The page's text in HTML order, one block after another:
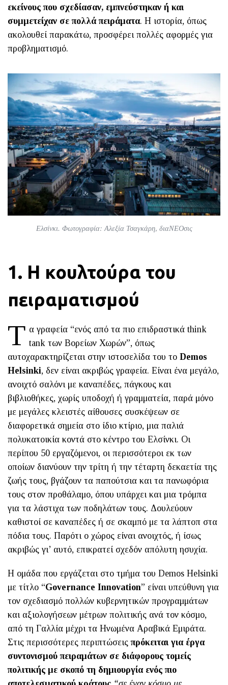
εκείνους που σχεδίασαν, εμπνεύστηκαν ή και
συμμετείχαν σε πολλά πειράματα. Η ιστορία, όπως
ακολουθεί παρακάτω, προσφέρει πολλές αφορμές για
προβληματισμό.
Ελσίνκι. Φωτογραφία: Αλεξία Τσαγκάρη, διαΝΕΟσις
1. Η κουλτούρα του
πειραματισμού
Τ α γραφεία “ενός από τα πιο επιδραστικά think
tank των Βορείων Χωρών”, όπως
αυτοχαρακτηρίζεται στην ιστοσελίδα του το Demos
Helsinki, δεν είναι ακριβώς γραφεία. Είναι ένα μεγάλο,
ανοιχτό σαλόνι με καναπέδες, πάγκους και
βιβλιοθήκες, χωρίς υποδοχή ή γραμματεία, παρά μόνο
με μεγάλες κλειστές αίθουσες συσκέψεων σε
διαφορετικά σημεία στο ίδιο κτίριο, μια παλιά
πολυκατοικία κοντά στο κέντρο του Ελσίνκι. Οι
περίπου 50 εργαζόμενοι, οι περισσότεροι εκ των
οποίων διανύουν την τρίτη ή την τέταρτη δεκαετία της
ζωής τους, βγάζουν τα παπούτσια και τα πανωφόρια
τους στον προθάλαμο, όπου υπάρχει και μια τρόμπα
για τα λάστιχα των ποδηλάτων τους. Δουλεύουν
καθιστοί σε καναπέδες ή σε σκαμπό με τα λάπτοπ στα
πόδια τους. Παρότι ο χώρος είναι ανοιχτός, ή ίσως
ακριβώς γι’ αυτό, επικρατεί σχεδόν απόλυτη ησυχία.
Η ομάδα που εργάζεται στο τμήμα του Demos Helsinki
με τίτλο “Governance Innovation” είναι υπεύθυνη για
τον σχεδιασμό πολλών κυβερνητικών προγραμμάτων
και αξιολογήσεων μέτρων πολιτικής ανά τον κόσμο,
από τη Γαλλία μέχρι τα Ηνωμένα Αραβικά Εμιράτα.
Στις περισσότερες περιπτώσειςπρόκειται για έργα
συντονισμού πειραμάτων σε διάφορους τομείς
πολιτικής με σκοπό τη δημιουργία ενός πιο